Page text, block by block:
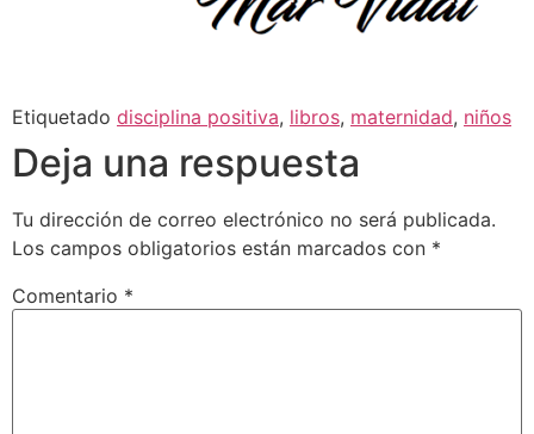
Etiquetado disciplina positiva, libros, maternidad, niños
Deja una respuesta
Tu dirección de correo electrónico no será publicada.
Los campos obligatorios están marcados con *
Comentario *